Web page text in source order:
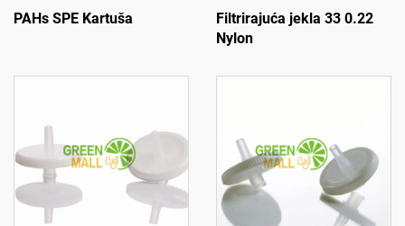
PAHs SPE Kartuša
Filtrirajuća jekla 33 0.22
Nylon